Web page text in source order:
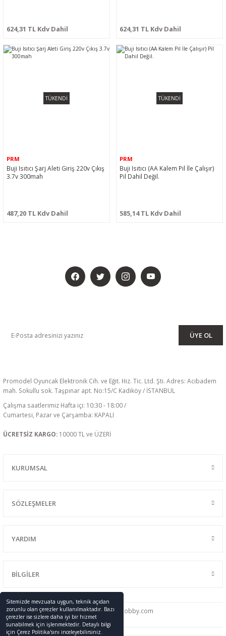
Sitemizde mevzuata uygun, teknik açıdan
zorunlu olan çerezler kullanılmaktadır. Bazı
çerezler ise sizlere daha iyi bir hizmet
sunabilmek için işlenmektedir. Detaylı bilgi
için Çerez Politika'sını inceleyebilirsiniz.
624,31 TL Kdv Dahil 624,31 TL Kdv Dahil
TÜKENDİ
PRM
Buji Isıtıcı Şarj Aleti Giriş 220v Çıkış
3.7v 300mah
487,20 TL Kdv Dahil
TÜKENDİ
PRM
Buji Isıtıcı (AA Kalem Pil İle Çalışır)
Pil Dahil Değil.
585,14 TL Kdv Dahil
ÜYE OL
Promodel Oyuncak Elektronik Cih. ve Eğit. Hiz. Tic. Ltd. Şti. Adres: Acıbadem
mah. Sokullu sok. Taşpınar apt. No:15/C Kadıköy / İSTANBUL
Çalışma saatlerimiz Hafta içi: 10:30 - 18:00 /
Cumartesi, Pazar ve Çarşamba: KAPALI
ÜCRETSİZ KARGO: 10000 TL ve ÜZERİ
KURUMSAL
SÖZLEŞMELER
YARDIM
BİLGİLER
0216 428 46 91 info@promodelhobby.com